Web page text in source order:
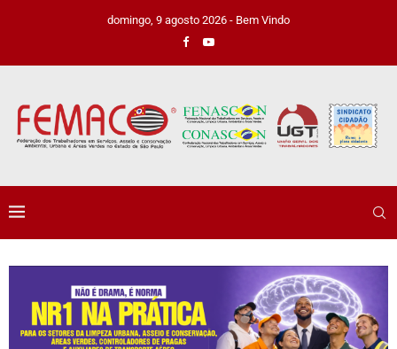
domingo, 9 agosto 2026 - Bem Vindo